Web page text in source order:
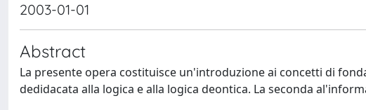
2003-01-01
Abstract
La presente opera costituisce un'introduzione ai concetti di
dedidacata alla logica e alla logica deontica. La seconda